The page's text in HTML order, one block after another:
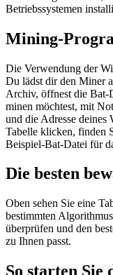
Betriebssystemen
Mining-
Die Verwendung der
Du lädst dir den Miner
Archiv, öffnest die Bat-
minen möchtest, mit
und die Adresse deines
Tabelle klicken, finden
Beispiel-Bat-Datei für
Die besten
Oben sehen Sie eine
bestimmten
überprüfen und den
zu Ihnen passt.
So starten